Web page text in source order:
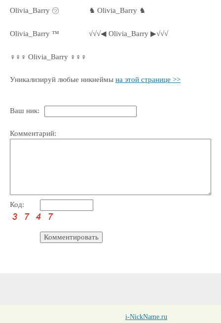
Olivia_Barry ㋡ ♞ Olivia_Barry ♞
Olivia_Barry ™ √√√◀ Olivia_Barry ▶√√√
♀♀♀ Olivia_Barry ♀♀♀
Уникализируй любые никнеймы на этой странице >>
Ваш ник:
Комментарий:
Код:
i-NickName.ru